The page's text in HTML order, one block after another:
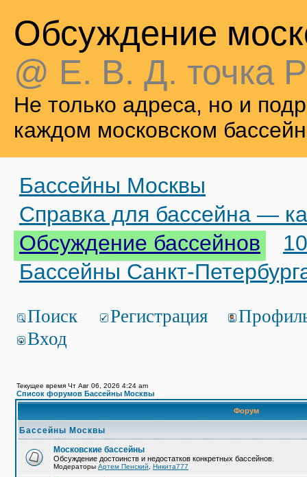
Обсуждение
@ Е. В. Д. точка
Не только адреса, но и
каждом московском
Бассейны Москвы
Справка для бассейна —
Обсуждение бассейнов
Бассейны Санкт-
Поиск Регистрация
Вход
Текущее время Чт Авг 06, 2026 4:24 am
Список форумов Бассейны Москвы
Форум
Бассейны Москвы
Московские бассейны
Обсуждение достоинств и недостатков конкретных бассейнов.
Модераторы Артем Пенский Никита777